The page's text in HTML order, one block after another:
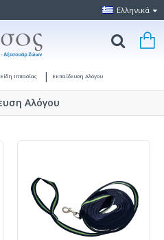
Ελληνικά
Ιππασίας Εκπαίδευση Αλόγου
Αλόγου